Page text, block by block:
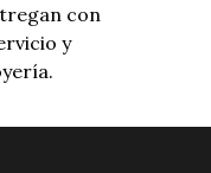
con
y